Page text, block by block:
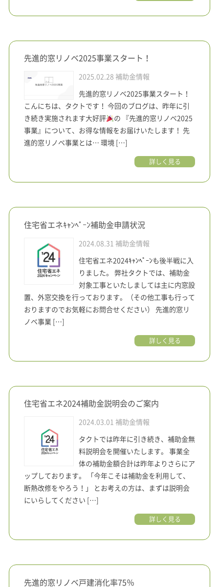
先進的窓リノベ2025事業スタート！
2025.02.28 補助金情報
先進的窓リノベ2025事業スタート！
こんにちは、タクトです！ 今回のブログは、昨年に引
き続き実施されます大好評
の 『先進的窓リノベ2025
事業』について、お得な情報をお届けいたします！ 先
進的窓リノベ事業とは… 環境 […]
詳しく見る
住宅省エネｷｬﾝﾍﾟｰﾝ補助金申請状況
2024.08.31 補助金情報
住宅省エネ2024ｷｬﾝﾍﾟｰﾝも後半戦に入
りました。 弊社タクトでは、補助金
対象工事といたしましては主に内窓設
置、外窓交換を行っております。（その他工事も行って
おりますのでお気軽にお問合せください） 先進的窓リ
ノベ事業 […]
詳しく見る
住宅省エネ2024補助金説明会のご案内
2024.03.01 補助金情報
タクトでは昨年に引き続き、補助金無
料説明会を開催いたします。 事業全
体の補助金額合計は昨年よりさらにア
ップしております。 「今年こそは補助金を利用して、
断熱改修をやろう！」 とお考えの方は、まずは説明会
にいらしてください […]
詳しく見る
先進的窓リノベ戸建消化率75％